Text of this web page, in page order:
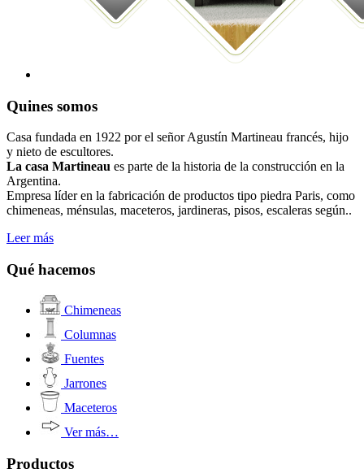
Quines somos
Casa fundada en 1922 por el señor Agustín Martineau francés, hijo
y nieto de escultores.
La casa Martineau es parte de la historia de la construcción en la
Argentina.
Empresa líder en la fabricación de productos tipo piedra Paris, como
chimeneas, ménsulas, maceteros, jardineras, pisos, escaleras según..
Leer más
Qué hacemos
Chimeneas
Columnas
Fuentes
Jarrones
Maceteros
Ver más…
Productos